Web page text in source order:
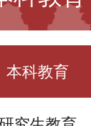
本科教育